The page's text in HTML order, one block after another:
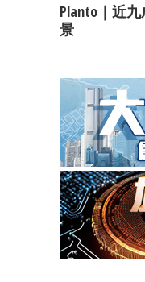
Planto｜近
景